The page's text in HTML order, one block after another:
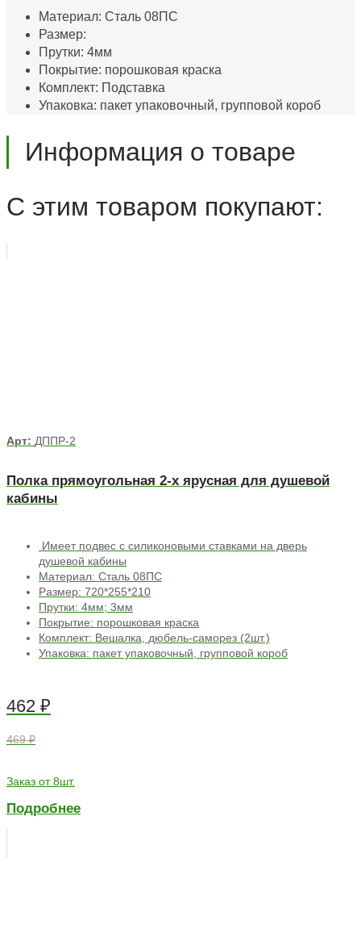
Материал: Сталь 08ПС
Размер:
Прутки: 4мм
Покрытие: порошковая краска
Комплект: Подставка
Упаковка: пакет упаковочный, групповой короб
Информация о товаре
С этим товаром покупают:
Арт: ДППР-2
Полка прямоугольная 2-х ярусная для душевой
кабины
Имеет подвес с силиконовыми ставками на дверь
душевой кабины
Материал: Сталь 08ПС
Размер: 720*255*210
Прутки: 4мм; 3мм
Покрытие: порошковая краска
Комплект: Вешалка, дюбель-саморез (2шт.)
Упаковка: пакет упаковочный, групповой короб
462 ₽
469 ₽
Заказ от 8шт.
Подробнее